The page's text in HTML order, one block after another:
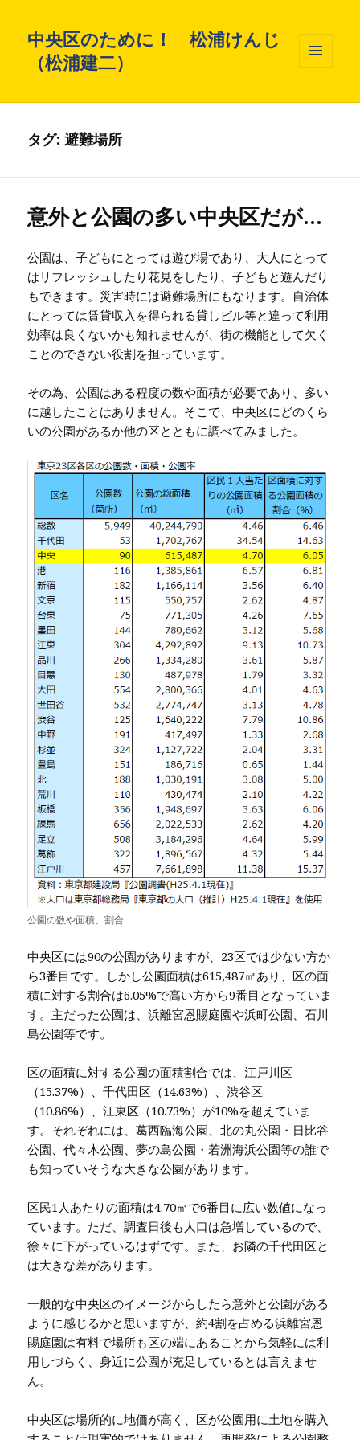
中央区のために！ 松浦けんじ
（松浦建二）
ィジェ
タグ: 避難場所
意外と公園の多い中央区だが…
公園は、子どもにとっては遊び場であり、大人にとって
はリフレッシュしたり花見をしたり、子どもと遊んだり
もできます。災害時には避難場所にもなります。自治体
にとっては賃貸収入を得られる貸しビル等と違って利用
効率は良くないかも知れませんが、街の機能として欠く
ことのできない役割を担っています。
その為、公園はある程度の数や面積が必要であり、多い
に越したことはありません。そこで、中央区にどのくら
いの公園があるか他の区とともに調べてみました。
公園の数や面積、割合
中央区には90の公園がありますが、23区では少ない方か
ら3番目です。しかし公園面積は615,487㎡あり、区の面
積に対する割合は6.05%で高い方から9番目となっていま
す。主だった公園は、浜離宮恩賜庭園や浜町公園、石川
島公園等です。
区の面積に対する公園の面積割合では、江戸川区
（15.37%）、千代田区（14.63%）、渋谷区
（10.86%）、江東区（10.73%）が10%を超えていま
す。それぞれには、葛西臨海公園、北の丸公園・日比谷
公園、代々木公園、夢の島公園・若洲海浜公園等の誰で
も知っていそうな大きな公園があります。
区民1人あたりの面積は4.70㎡で6番目に広い数値になっ
ています。ただ、調査日後も人口は急増しているので、
徐々に下がっているはずです。また、お隣の千代田区と
は大きな差があります。
一般的な中央区のイメージからしたら意外と公園がある
ように感じるかと思いますが、約4割を占める浜離宮恩
賜庭園は有料で場所も区の端にあることから気軽には利
用しづらく、身近に公園が充足しているとは言えませ
ん。
中央区は場所的に地価が高く、区が公園用に土地を購入